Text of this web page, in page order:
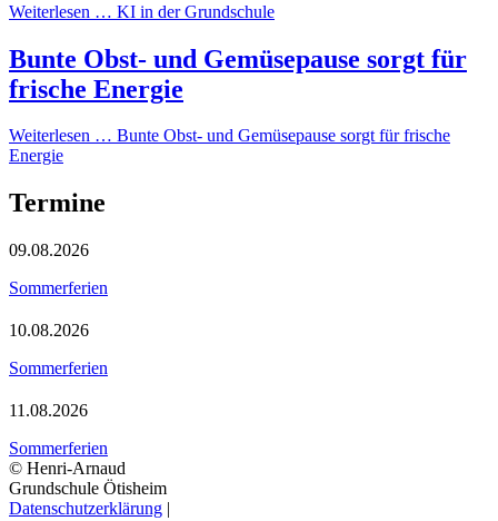
Weiterlesen … KI in der Grundschule
Bunte Obst- und Gemüsepause sorgt für
frische Energie
Weiterlesen … Bunte Obst- und Gemüsepause sorgt für frische
Energie
Termine
09.08.2026
Sommerferien
10.08.2026
Sommerferien
11.08.2026
Sommerferien
© Henri-Arnaud
Grundschule Ötisheim
Datenschutzerklärung |